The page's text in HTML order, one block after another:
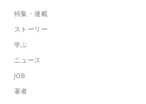
特集・連載
ストーリー
学ぶ
ニュース
JOB
著者